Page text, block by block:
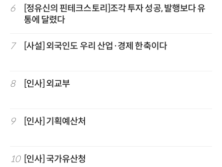
6
[정유신의 핀테크스토리]조각 투자 성공, 발행보다 유
통에 달렸다
7 [사설] 외국인도 우리 산업·경제 한축이다
8 [인사] 외교부
9 [인사] 기획예산처
10 [인사] 국가유산청